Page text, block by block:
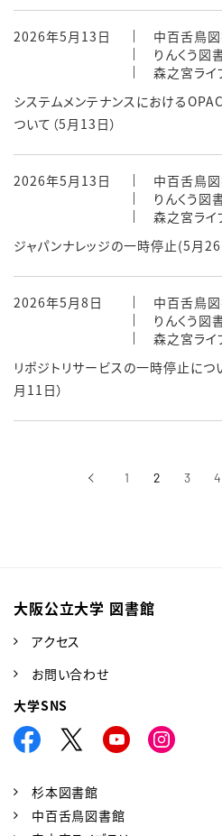
2026年5月13日
中百舌鳥
りんくう図
森之宮ライ
システムメンテナンスにおける
ついて（5月13日）
2026年5月13日
中百舌鳥
りんくう図
森之宮ライ
ジャパンナレッジの一時停止(5月26
2026年5月8日
中百舌鳥
りんくう図
森之宮ライ
リポジトリサービスの一時停止に
月11日）
‹前へ 1 2 3 4
大阪公立大学 図書館
アクセス
お問い合わせ
大学SNS
杉本図書館
中百舌鳥図書館